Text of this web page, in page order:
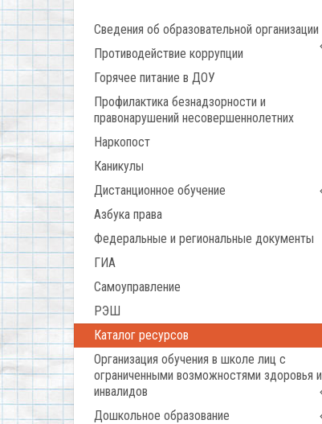
Сведения об образовательной организации
Противодействие коррупции
Горячее питание в ДОУ
Профилактика безнадзорности и
правонарушений несовершеннолетних
Наркопост
Каникулы
Дистанционное обучение
Азбука права
Федеральные и региональные документы
ГИА
Самоуправление
РЭШ
Каталог ресурсов
Организация обучения в школе лиц с
ограниченными возможностями здоровья и
инвалидов
Дошкольное образование